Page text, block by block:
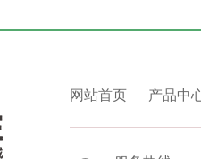
网站首页 产品中